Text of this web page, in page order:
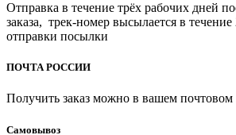
Отправка в течение трёх рабочих дней
заказа, трек-номер высылается в
отправки посылки
ПОЧТА РОССИИ
Получить заказ можно в вашем почтовом
Cамовывоз